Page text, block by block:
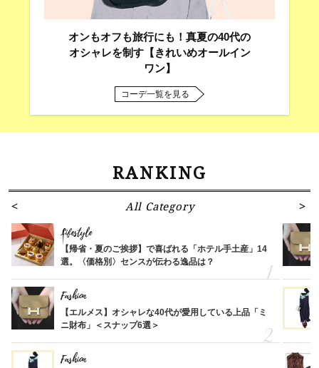
オンもオフも旅行にも！真夏の40代の
オシャレを制す【きれいめオールイン
ワン】
コーデ一覧を見る
RANKING
All Category
Lifestyle
【帰省・夏のご挨拶】で喜ばれる「ホテル手土産」14
選。〈価格別〉センスが伝わる逸品は？
Fashion
【エルメス】オシャレな40代が愛用している上品「ミ
ニ財布」＜スナップ6選＞
Fashion